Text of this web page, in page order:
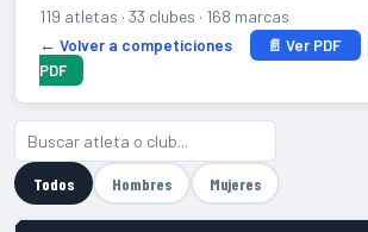
119 atletas · 33 clubes · 168 marcas
← Volver a competiciones
📄 Ver PDF
PDF
Todos Hombres Mujeres